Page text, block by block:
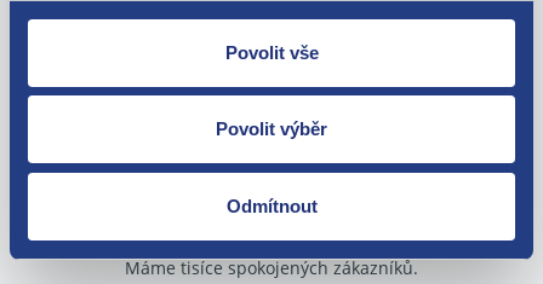
Povolit vše
Povolit výběr
Odmítnout
Zboží můžete vrátit do 60 dnů od
zakoupení. Nebo vám pošleme náhradu.
O své zákazníky se staráme
Máme tisíce spokojených zákazníků.